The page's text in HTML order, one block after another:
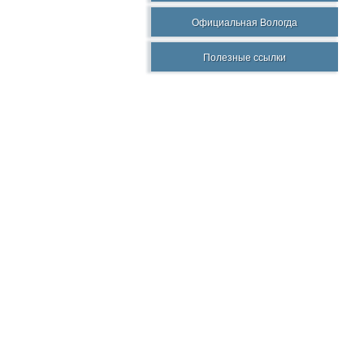
Официальная Вологда
Полезные ссылки